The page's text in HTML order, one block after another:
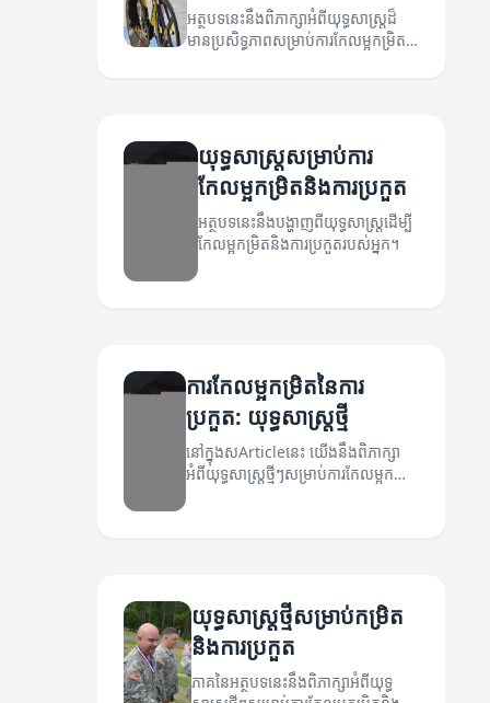
អត្ថបទនេះនឹងពិភាក្សាអំពីយុទ្ធសាស្ត្រដ៏
មានប្រសិទ្ធភាពសម្រាប់ការកែលម្អកម្រិត
យុទ្ធសាស្ត្រសម្រាប់ការ
កែលម្អកម្រិតនិងការប្រកួត
អត្ថបទនេះនឹងបង្ហាញពីយុទ្ធសាស្ត្រដើម្បី
កែលម្អកម្រិតនិងការប្រកួតរបស់អ្នក។
ការកែលម្អកម្រិតនៃការ
ប្រកួត: យុទ្ធសាស្ត្រថ្មី
នៅក្នុងសArticleនេះ យើងនឹងពិភាក្សា
អំពីយុទ្ធសាស្ត្រថ្មីៗសម្រាប់ការកែលម្អកម្រិត
យុទ្ធសាស្ត្រថ្មីសម្រាប់កម្រិត
និងការប្រកួត
ភាគនៃអត្ថបទនេះនឹងពិភាក្សាអំពីយុទ្ធ